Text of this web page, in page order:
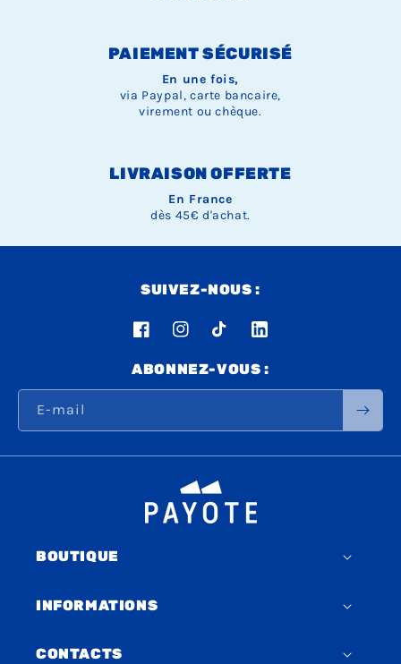
PAIEMENT SÉCURISÉ
En une fois,
via Paypal, carte bancaire,
virement ou chèque.
LIVRAISON OFFERTE
En France
dès 45€ d'achat.
SUIVEZ-NOUS :
FacebookInstagramTikTok LinkedIn
ABONNEZ-VOUS :
E-mail
BOUTIQUE
INFORMATIONS
CONTACTS